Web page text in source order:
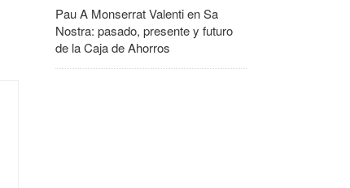
Pau A Monserrat ValentienSa
Nostra: pasado, presente y futuro
de la Caja de Ahorros